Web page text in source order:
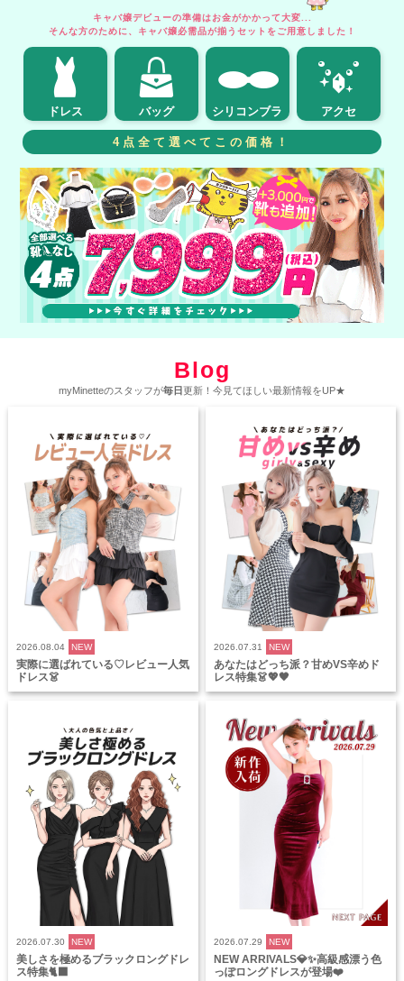
キャバ嬢デビューの準備はお金がかかって大変...
そんな方のために、キャバ嬢必需品が揃うセットをご用意しました！
ドレス バッグ シリコンブラ アクセ
4点全て選べてこの価格！
Blog
myMinetteのスタッフが毎日更新！今見てほしい最新情報をUP★
2026.08.04 NEW
実際に選ばれている♡レビュー人気
ドレス👗
2026.07.31 NEW
あなたはどっち派？甘めVS辛めド
レス特集👗💖🖤
2026.07.30 NEW
美しさを極めるブラックロングドレ
ス特集🐈‍⬛
2026.07.29 NEW
NEW ARRIVALS💎✨高級感漂う色
っぽロングドレスが登場❤️